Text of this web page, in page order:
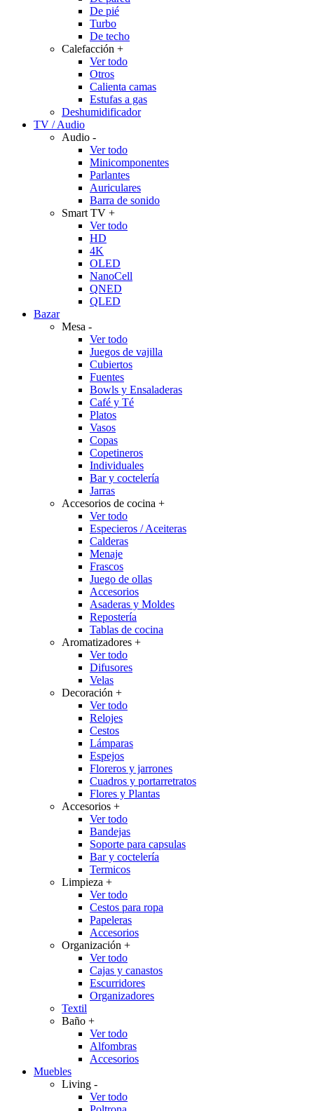
De pié
Turbo
De techo
Calefacción +
Ver todo
Otros
Calienta camas
Estufas a gas
Deshumidificador
TV / Audio
Audio -
Ver todo
Minicomponentes
Parlantes
Auriculares
Barra de sonido
Smart TV +
Ver todo
HD
4K
OLED
NanoCell
QNED
QLED
Bazar
Mesa -
Ver todo
Juegos de vajilla
Cubiertos
Fuentes
Bowls y Ensaladeras
Café y Té
Platos
Vasos
Copas
Copetineros
Individuales
Bar y coctelería
Jarras
Accesorios de cocina +
Ver todo
Especieros / Aceiteras
Calderas
Menaje
Frascos
Juego de ollas
Accesorios
Asaderas y Moldes
Repostería
Tablas de cocina
Aromatizadores +
Ver todo
Difusores
Velas
Decoración +
Ver todo
Relojes
Cestos
Lámparas
Espejos
Floreros y jarrones
Cuadros y portarretratos
Flores y Plantas
Accesorios +
Ver todo
Bandejas
Soporte para capsulas
Bar y coctelería
Termicos
Limpieza +
Ver todo
Cestos para ropa
Papeleras
Accesorios
Organización +
Ver todo
Cajas y canastos
Escurridores
Organizadores
Textil
Baño +
Ver todo
Alfombras
Accesorios
Muebles
Living -
Ver todo